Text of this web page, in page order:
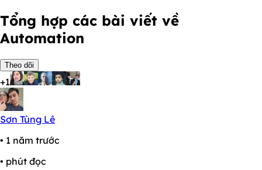
Tổng hợp các bài viết về
Automation
Theo dõi
+1
Sơn Tùng Lê
• 1 năm trước
• phút đọc